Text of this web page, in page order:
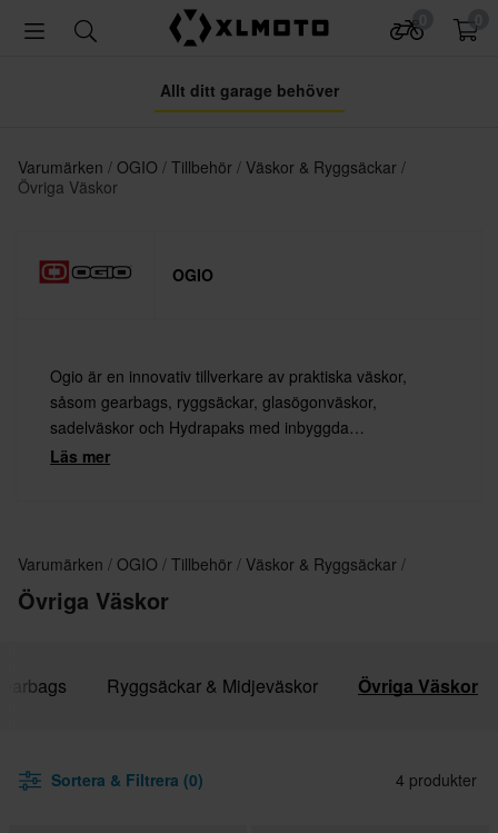
Allt ditt garage behöver
Varumärken OGIO Tillbehör Väskor & Ryggsäckar
Övriga Väskor
OGIO
Ogio är en innovativ tillverkare av praktiska väskor,
såsom gearbags, ryggsäckar, glasögonväskor,
sadelväskor och Hydrapaks med inbyggda
vätskesystem. I över två decennier har Ogio designat
Läs mer
Varumärken OGIO Tillbehör Väskor & Ryggsäckar
Övriga Väskor
Ryggsäckar & Midjeväskor Övriga Väskor
Sortera & Filtrera (0) 4 produkter